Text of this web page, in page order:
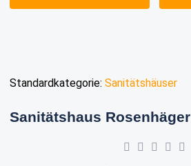
Standardkategorie: Sanitätshäuser
Sanitätshaus Rosenhäger